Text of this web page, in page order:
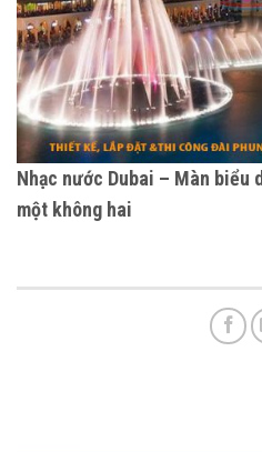
Nhạc nước Dubai – Màn biểu
một không hai